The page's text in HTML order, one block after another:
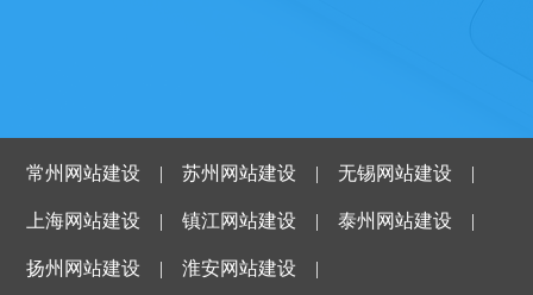
常州网站建设 |苏州网站建设 |无锡网站建设 |
上海网站建设 |镇江网站建设 |泰州网站建设 |
扬州网站建设 |淮安网站建设 |